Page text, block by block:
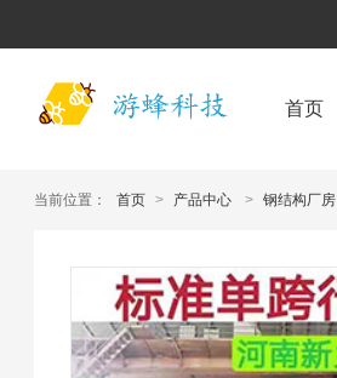
首页
当前位置： 首页 > 产品中心 > 钢结构厂房